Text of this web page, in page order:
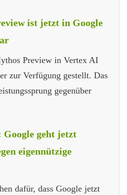
ist jetzt in Google
Preview in Vertex AI
zur Verfügung gestellt. Das
gegenüber
geht jetzt
eigennützige
dafür, dass Google jetzt